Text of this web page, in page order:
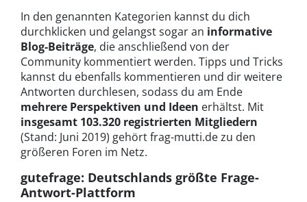
In den genannten Kategorien kannst du dich
durchklicken und gelangst sogar an informative
Blog-Beiträge, die anschließend von der
Community kommentiert werden. Tipps und Tricks
kannst du ebenfalls kommentieren und dir weitere
Antworten durchlesen, sodass du am Ende
mehrere Perspektiven und Ideen erhältst. Mit
insgesamt 103.320 registrierten Mitgliedern
(Stand: Juni 2019) gehört frag-mutti.de zu den
größeren Foren im Netz.
gutefrage: Deutschlands größte Frage-
Antwort-Plattform